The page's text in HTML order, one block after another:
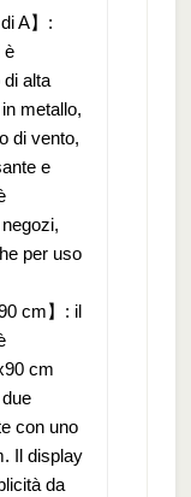
A】:
è
alta
metallo,
di vento,
e
per uso
cm】: il
cm
con uno
Il display
da